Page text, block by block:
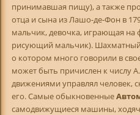
принимавшая пищу), а также
отца и сына из Лашо-де-Фон в
мальчик, девочка, играющая на
рисующий мальчик).
о котором много говорили в
может быть причислен к числу
движениями управлял человек,
его. Самые обыкновенные
самодвижущиеся машины,